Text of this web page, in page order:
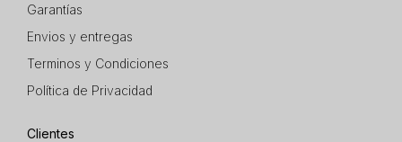
Garantías
Envios y entregas
Terminos y Condiciones
Política de Privacidad
Clientes